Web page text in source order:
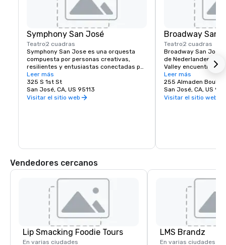
Symphony San José
Teatro2 cuadras
Symphony San Jose es una orquesta
compuesta por personas creativas,
resilientes y entusiastas conectadas por
el amor a la música. Es un orgullo llamar
hogar a San José y abrazar la cultura
innovadora y diversa de nuestra
comunidad al reflejar este mismo
programas educativos y comunitarios.
Leer más
325 S 1st St
San José, CA, US 95113
Visitar el sitio web
Broadway San
Teatro2 cuadras
Broadway San
de Nederlander, es
Valley encuentra la
Broadway de Nueva
aquí o visite San
José tiene los
ver.
Leer más
255 Almaden
San José, CA, US
Visitar el sitio web
Vendedores cercanos
Lip Smacking Foodie Tours
En varias ciudades
LMS Brandz
En varias ciudades